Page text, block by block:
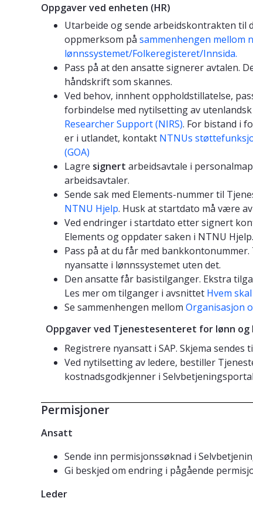
Oppgaver ved enheten (HR)
Utarbeide og sende arbeidskontrakten til
oppmerksom på sammenhengen mellom
lønnssystemet/Folkeregisteret/Innsida.
Pass på at den ansatte signerer avtalen.
håndskrift som skannes.
Ved behov, innhent oppholdstillatelse,
forbindelse med nytilsetting av
Researcher Support (NIRS). For bistand i
er i utlandet, kontakt NTNUs
(GOA)
Lagre signert arbeidsavtale i
arbeidsavtaler.
Sende sak med Elements-nummer til
NTNU Hjelp. Husk at startdato må være
Ved endringer i startdato etter signert
Elements og oppdater saken i NTNU Hjelp.
Pass på at du får med
nyansatte i lønnssystemet uten det.
Den ansatte får basistilganger. Ekstra
Les mer om tilganger i avsnittet Hvem
Se sammenhengen mellom Organisasjon
Oppgaver ved Tjenestesenteret for lønn og
Registrere nyansatt i SAP. Skjema
Ved nytilsetting av ledere, bestiller
kostnadsgodkjenner i
Permisjoner
Ansatt
Sende inn permisjonssøknad i
Gi beskjed om endring i pågående
Leder